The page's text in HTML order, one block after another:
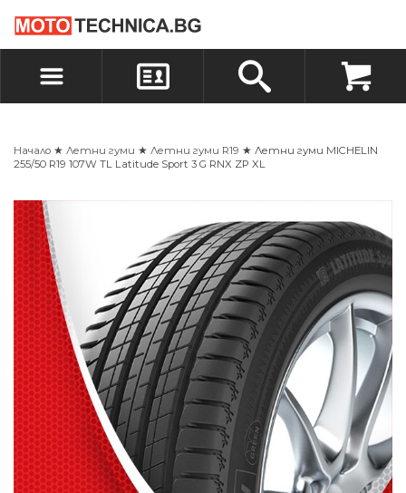
ВХОД
БЪРЗА ПОРЪЧКА ПОРЪЧКА
Начало ★ Летни гуми ★ Летни гуми R19 ★ Летни гуми MICHELIN
255/50 R19 107W TL Latitude Sport 3 G RNX ZP XL